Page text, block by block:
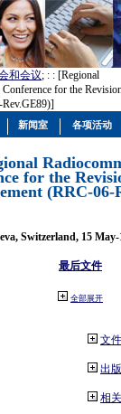
和会议; : : [Regional
for the
for the
(RRC-06-
Switzerland, 15
最后文件
全部展开
文件
出
相
新闻室 各项活动